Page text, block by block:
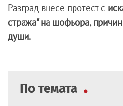
Разград внесе протест с
стража" на шофьора,
души.
По темата